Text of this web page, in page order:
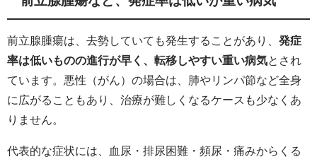
前立腺腫瘍は、去勢していても発生することがあり、 発症
率は低いものの進行が早く、転移しやすい重い病気とされ
ています。悪性（がん）の場合は、肺やリンパ節など全身
に広がることもあり、治療が難しくなるケースも少なくあ
りません。
代表的な症状には、血尿・排尿困難・頻尿・痛みからくる